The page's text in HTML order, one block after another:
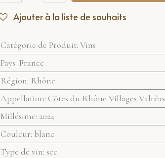
Ajouter à la liste de souhaits
Catégorie de Produit: Vins
Pays: France
Région: Rhône
Appellation: Côtes du Rhône Villages Valréas
Millésime: 2024
Couleur: blanc
Type de vin: sec